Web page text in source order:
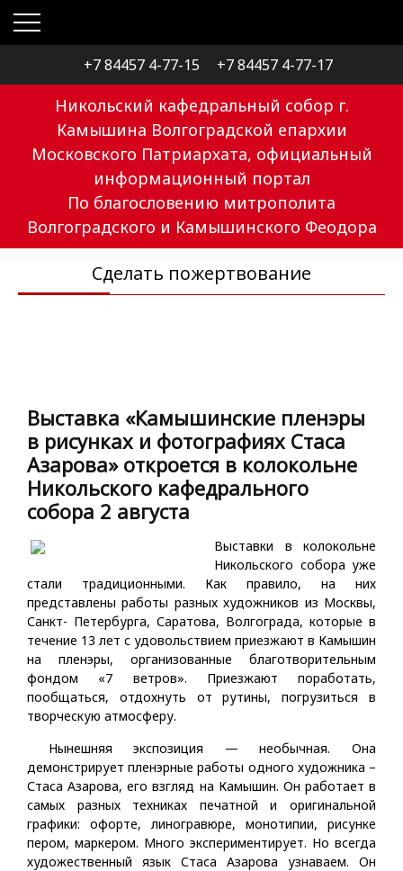
+7 84457 4-77-15 +7 84457 4-77-17
Никольский кафедральный собор г.
Камышина Волгоградской епархии
Московского Патриархата, официальный
информационный портал
По благословению митрополита
Волгоградского и Камышинского Феодора
Сделать пожертвование
Выставка «Камышинские пленэры
в рисунках и фотографиях Стаса
Азарова» откроется в колокольне
Никольского кафедрального
собора 2 августа
Выставки в колокольне
Никольского собора уже
стали традиционными. Как правило, на них
представлены работы разных художников из Москвы,
Санкт- Петербурга, Саратова, Волгограда, которые в
течение 13 лет с удовольствием приезжают в Камышин
на пленэры, организованные благотворительным
фондом «7 ветров». Приезжают поработать,
пообщаться, отдохнуть от рутины, погрузиться в
творческую атмосферу.
Нынешняя экспозиция — необычная. Она
демонстрирует пленэрные работы одного художника –
Стаса Азарова, его взгляд на Камышин. Он работает в
самых разных техниках печатной и оригинальной
графики: офорте, линогравюре, монотипии, рисунке
пером, маркером. Много экспериментирует. Но всегда
художественный язык Стаса Азарова узнаваем. Он